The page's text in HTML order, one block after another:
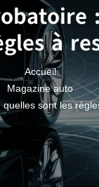
à
Accueil
Magazine auto
quelles sont les